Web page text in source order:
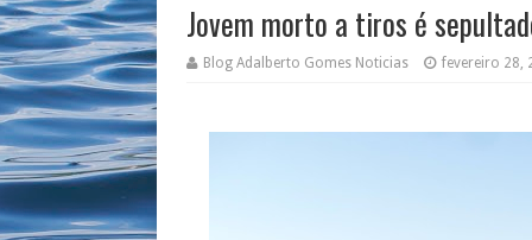
Jovem morto a tiros é
Blog Adalberto Gomes Noticias fevereiro 28,